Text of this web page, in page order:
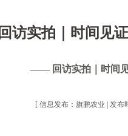
回访实拍｜时间见
—— 回访实拍｜时间
[ 信息发布：旗鹏农业 | 发布